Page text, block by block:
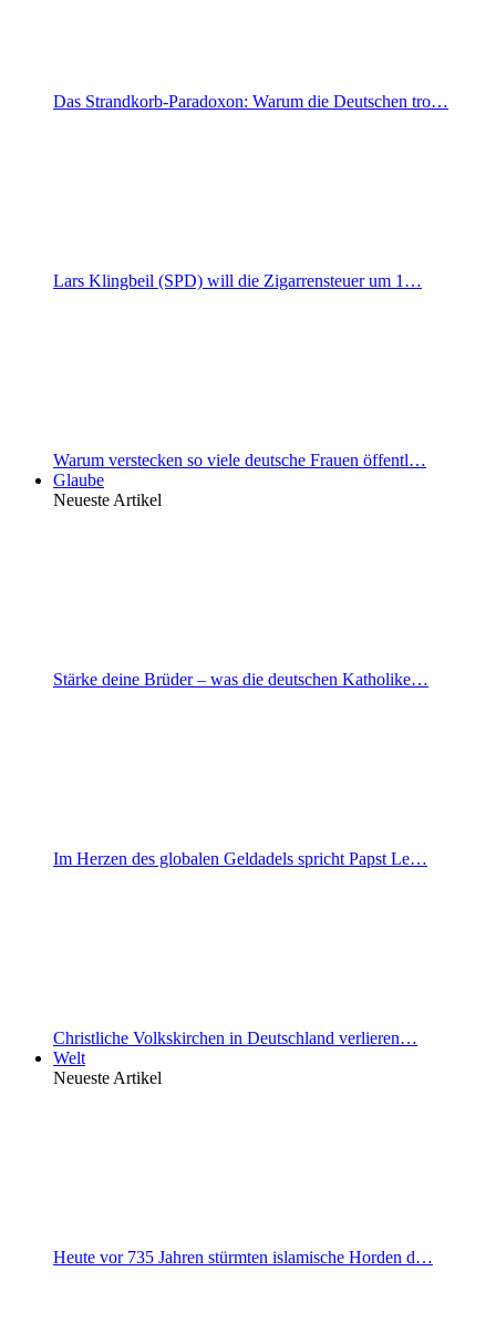
Das Strandkorb-Paradoxon: Warum die Deutschen tro…
Lars Klingbeil (SPD) will die Zigarrensteuer um 1…
Warum verstecken so viele deutsche Frauen öffentl…
Glaube
Neueste Artikel
Stärke deine Brüder – was die deutschen Katholike…
Im Herzen des globalen Geldadels spricht Papst Le…
Christliche Volkskirchen in Deutschland verlieren…
Welt
Neueste Artikel
Heute vor 735 Jahren stürmten islamische Horden d…